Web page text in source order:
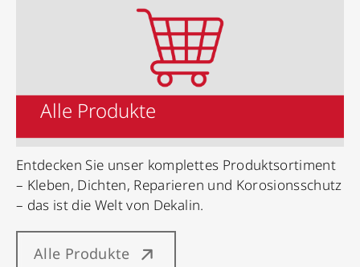
Alle Produkte
Entdecken Sie unser komplettes Produktsortiment
– Kleben, Dichten, Reparieren und Korosionsschutz
– das ist die Welt von Dekalin.
Alle Produkte